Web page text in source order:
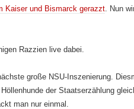
Kaiser und Bismarck gerazzt. Nun
Razzien live dabei.
große NSU-Inszenierung.
der Staatserzählung
man nur einmal.